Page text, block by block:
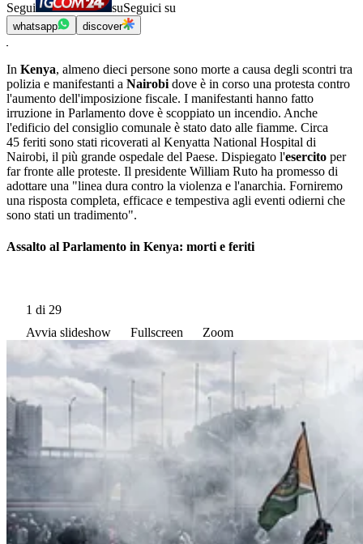
Segui suSeguici su
whatsapp discover
In Kenya, almeno dieci persone sono morte a causa degli scontri tra
polizia e manifestanti a Nairobi dove è in corso una protesta contro
l'aumento dell'imposizione fiscale. I manifestanti hanno fatto
irruzione in Parlamento dove è scoppiato un incendio. Anche
l'edificio del consiglio comunale è stato dato alle fiamme. Circa
45 feriti sono stati ricoverati al Kenyatta National Hospital di
Nairobi, il più grande ospedale del Paese. Dispiegato l'esercito per
far fronte alle proteste. Il presidente William Ruto ha promesso di
adottare una "linea dura contro la violenza e l'anarchia. Forniremo
una risposta completa, efficace e tempestiva agli eventi odierni che
sono stati un tradimento".
Assalto al Parlamento in Kenya: morti e feriti
1 di 29
Avvia slideshow
Fullscreen Zoom